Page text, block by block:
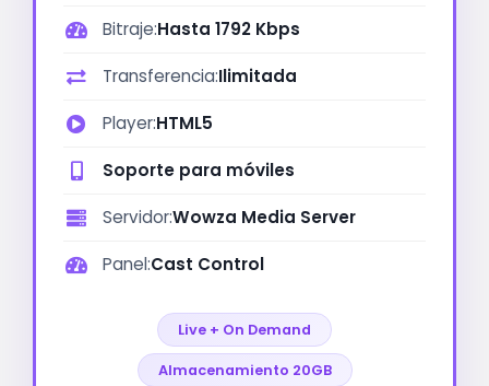
Bitraje:Hasta 1792 Kbps
Transferencia:Ilimitada
Player:HTML5
Soporte para móviles
Servidor:Wowza Media Server
Panel:Cast Control
Live + On Demand
Almacenamiento 20GB